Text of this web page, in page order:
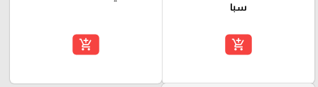
سبا
add_shopping_cart
add_shopping_cart